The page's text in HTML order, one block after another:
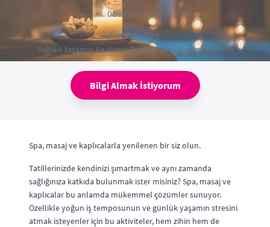
08 Aralık 2025
Anasayfa›Blog›
Sağlıklı Yaşamın Anahtarı: Spa, Masaj ve Kaplıca Rehberi
Bilgi Almak İstiyorum
Spa, masaj ve kaplıcalarla yenilenen bir siz olun.
Tatillerinizde kendinizi şımartmak ve aynı zamanda
sağlığınıza katkıda bulunmak ister misiniz? Spa, masaj ve
kaplıcalar bu anlamda mükemmel çözümler sunuyor.
Özellikle yoğun iş temposunun ve günlük yaşamın stresini
atmak isteyenler için bu aktiviteler, hem zihin hem de